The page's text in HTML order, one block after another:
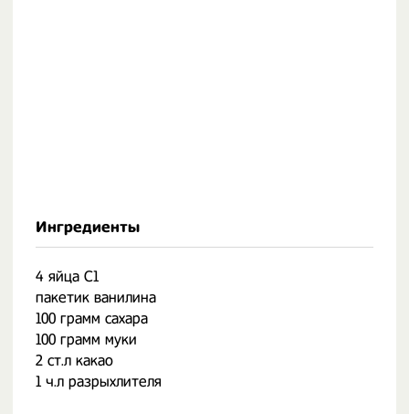
Ингредиенты
4 яйца С1
пакетик ванилина
100 грамм сахара
100 грамм муки
2 ст.л какао
1 ч.л разрыхлителя ⠀